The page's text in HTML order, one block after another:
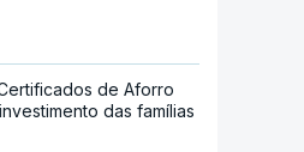
de Aforro
das famílias